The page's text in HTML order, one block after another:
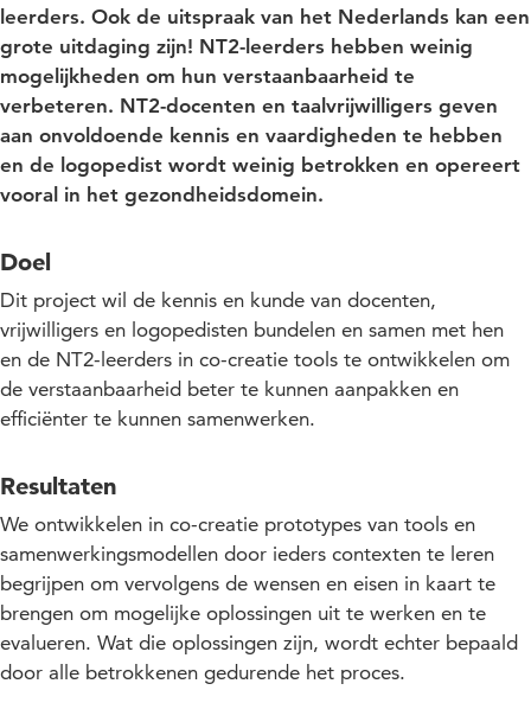
leerders. Ook de uitspraak van het Nederlands kan een
grote uitdaging zijn! NT2-leerders hebben weinig
mogelijkheden om hun verstaanbaarheid te
verbeteren. NT2-docenten en taalvrijwilligers geven
aan onvoldoende kennis en vaardigheden te hebben
en de logopedist wordt weinig betrokken en opereert
vooral in het gezondheidsdomein.
Doel
Dit project wil de kennis en kunde van docenten,
vrijwilligers en logopedisten bundelen en samen met hen
en de NT2-leerders in co-creatie tools te ontwikkelen om
de verstaanbaarheid beter te kunnen aanpakken en
efficiënter te kunnen samenwerken.
Resultaten
We ontwikkelen in co-creatie prototypes van tools en
samenwerkingsmodellen door ieders contexten te leren
begrijpen om vervolgens de wensen en eisen in kaart te
brengen om mogelijke oplossingen uit te werken en te
evalueren. Wat die oplossingen zijn, wordt echter bepaald
door alle betrokkenen gedurende het proces.